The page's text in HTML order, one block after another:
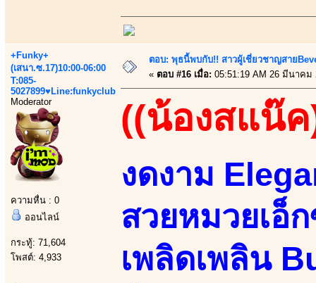
+Funky+
(เสนา.ซ.17)10:00-06:00
T:085-
5027899♥Line:funkyclub
Moderator
ความหื่น : 0
ออนไลน์
กระทู้: 71,604
โพสต์: 4,933
ตอบ: พุธนี้พบกับ!! สาวผู้เชี่ยวชาญสาย
« ตอบ #16 เมื่อ: 05:51:19 AM 26 มีนาคม
((น้องสแน๊
งดงาม
สวยหมวยเอ็
เพลิดเพลิน